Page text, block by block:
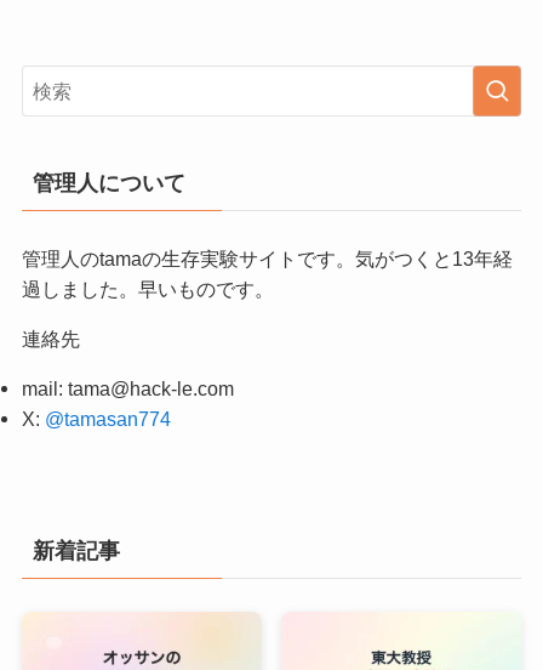
管理人について
管理人のtamaの生存実験サイトです。気がつくと13年経
過しました。早いものです。
連絡先
mail: tama@hack-le.com
X: @tamasan774
新着記事